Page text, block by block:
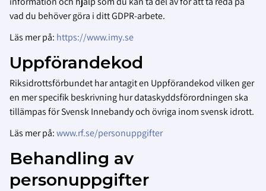
vad du behöver göra i ditt GDPR-arbete.
Läs mer på: https://www.imy.se
Uppförandekod
Riksidrottsförbundet har antagit en Uppförandekod vilken ger
en mer specifik beskrivning hur dataskyddsförordningen ska
tillämpas för Svensk Innebandy och övriga inom svensk idrott.
Läs mer på:www.rf.se/personuppgifter
Behandling av
personuppgifter